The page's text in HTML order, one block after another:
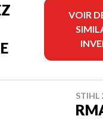
VOIR
STIHL